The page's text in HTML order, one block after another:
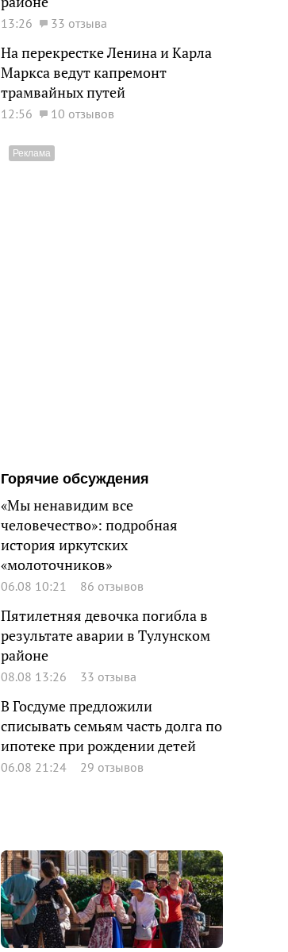
13:26 33 отзыва
На перекрестке Ленина и Карла
Маркса ведут капремонт
трамвайных путей
12:56 10 отзывов
Горячие обсуждения
«Мы ненавидим все
человечество»: подробная
история иркутских
«молоточников»
06.08 10:21 86 отзывов
Пятилетняя девочка погибла в
результате аварии в Тулунском
районе
08.08 13:26 33 отзыва
В Госдуме предложили
списывать семьям часть долга по
ипотеке при рождении детей
06.08 21:24 29 отзывов